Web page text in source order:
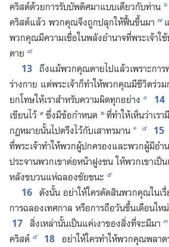
คริสต์​ด้วย​การ​รับ​บัพติศมา​แบบ​เดียว​กับ​ท่าน ๖
คริสต์​แล้ว พวก​คุณ​จึง​ถูก​ปลุก​ให้​ฟื้น​ขึ้น​มา ๗
พวก​คุณ​มี​ความ​เชื่อ​ใน​พลัง​อำนาจ​ที่​พระเจ้า​ใ
ตาย ๘
13 ถึง​แม้​พวก​คุณ​ตาย​ไป​แล้ว​เพราะ​กา
ร่าง​กาย แต่​พระเจ้า​ก็​ทำ​ให้​พวก​คุณ​มี​ชีวิต​ร่ว
ยก​โทษ​ให้​เรา​สำหรับ​ความ​ผิด​ทุก​อย่าง ๐ 14
เขียน​ไว้ ๑ ซึ่ง​มี​ข้อ​กำหนด ๒ ที่​ทำ​ให้​เห็น​ว่า​เรา​
กฎหมาย​นั้น​ไป​ตรึง​ไว้​กับ​เสา​ทรมาน * ๔ 15
ที่​พระเจ้า​ทำ​ให้​พวก​ผู้​ปกครอง​และ​พวก​ผู้​มี​อ
ประจาน​พวก​เขา​ต่อ​หน้า​ฝูง​ชน ให้​พวก​เขา​เป็
หลัง​ขบวน​แห่​ฉลอง​ชัย​ชนะ ๕
16 ดัง​นั้น อย่า​ให้​ใคร​ตัดสิน​พวก​คุณ​ใน​เ
การ​ฉลอง​เทศกาล หรือ​การ​ถือ​วัน​ขึ้น​เดือน​ใหม่
17 สิ่ง​เหล่า​นั้น​เป็น​แค่​เงา​ของ​สิ่ง​ที่​จะ​มี​มา ๓
คริสต์ ๔ 18 อย่า​ให้​ใคร​ทำ​ให้​พวก​คุณ​พลาด​